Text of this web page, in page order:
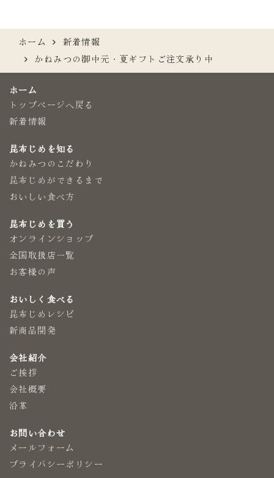
ホーム
新着情報
かねみつの御中元・夏ギフトご注文承り中
ホーム
トップページへ戻る
新着情報
昆布じめを知る
かねみつのこだわり
昆布じめができるまで
おいしい食べ方
昆布じめを買う
オンラインショップ
全国取扱店一覧
お客様の声
おいしく食べる
昆布じめレシピ
新商品開発
会社紹介
ご挨拶
会社概要
沿革
お問い合わせ
メールフォーム
プライバシーポリシー